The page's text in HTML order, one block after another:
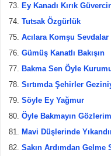
Ey Kanadı Kırık
Tutsak Özgürlük
Acılara Komşu Sevdalar
Gümüş Kanatlı Bakışın
Bakma Sen Öyle
Sırtımda Şehirler
Söyle Ey Yağmur
Öyle Bakmayın
Mavi Düşlerinde
Sakın Ardımdan Gelme